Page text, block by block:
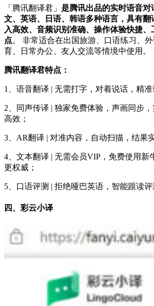
「腾讯翻译君」 是腾讯出品的实时语音对
文、英语、日语、韩语多种语言，具有翻
入高效、音频识别准确、操作体验快捷
点。 非常适合在出国旅游、口语练习、
育、日常办公、友人交流等情境中使用。
腾讯翻译君特点：
1、语音翻译 | 无需打字，对着说话，精准
2、同声传译 | 独家免费体验，声画同步
高效；
3、AR翻译 | 对准内容，自动扫描，结果
4、文本翻译 | 无需会员VIP，免费使用新
更权威；
5、口语评测 | 拒绝哑巴英语，智能跟读评
四、彩云小译